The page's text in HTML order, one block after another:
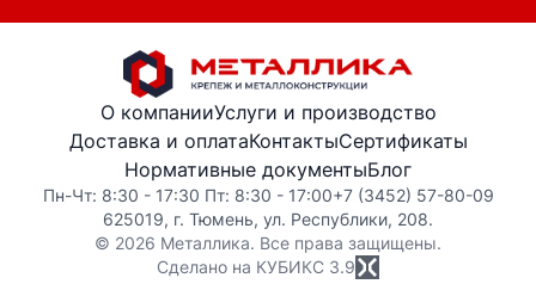
О компанииУслуги и производство
Доставка и оплатаКонтактыСертификаты
Нормативные документыБлог
Пн-Чт: 8:30 - 17:30 Пт: 8:30 - 17:00+7 (3452) 57-80-09
625019, г. Тюмень, ул. Республики, 208.
© 2026 Металлика. Все права защищены.
Сделано на КУБИКС 3.9